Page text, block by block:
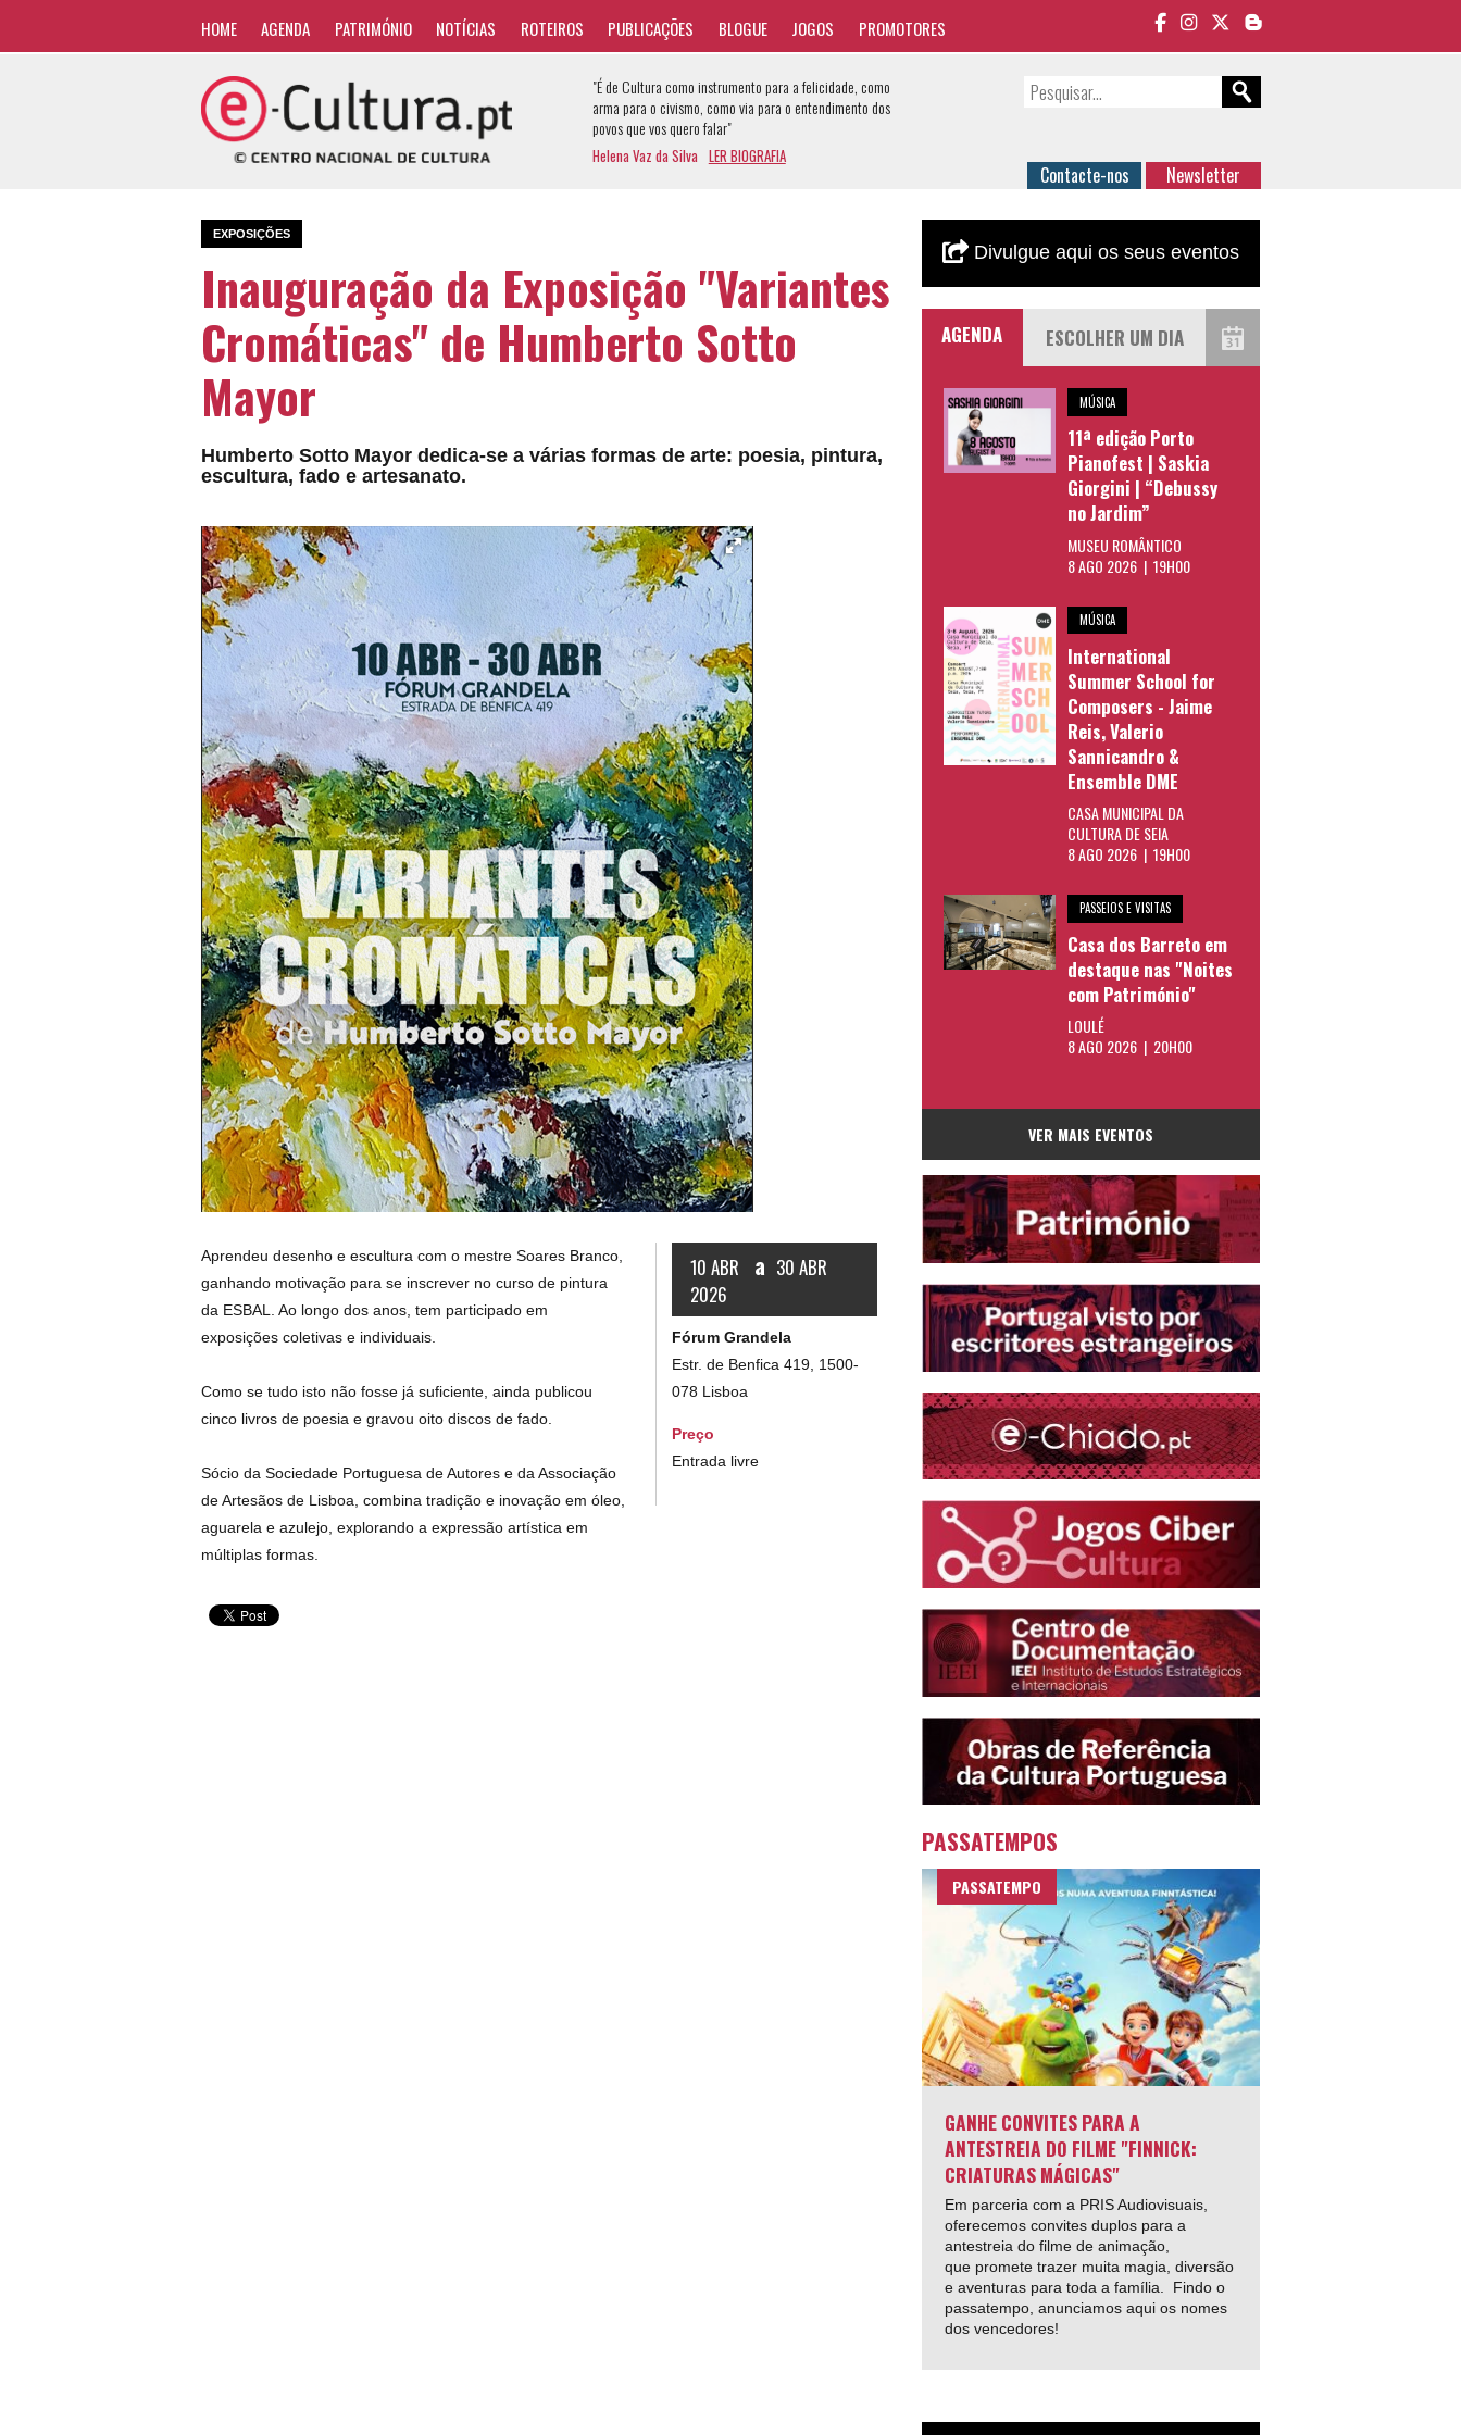
HOME AGENDA PATRIMÓNIO NOTÍCIAS ROTEIROS PUBLICAÇÕES BLOGUE JOGOS PROMOTORES
"É de Cultura como instrumento para a felicidade, como
arma para o civismo, como via para o entendimento dos
povos que vos quero falar"
Helena Vaz da Silva LER BIOGRAFIA
Contacte-nos Newsletter
EXPOSIÇÕES
Inauguração da Exposição "Variantes
Cromáticas" de Humberto Sotto
Mayor
Humberto Sotto Mayor dedica-se a várias formas de arte: poesia, pintura,
escultura, fado e artesanato.
10 ABR a 30 ABR
2026
Fórum Grandela
Estr. de Benfica 419, 1500-
078 Lisboa
Preço
Entrada livre
Aprendeu desenho e escultura com o mestre Soares Branco,
ganhando motivação para se inscrever no curso de pintura
da ESBAL. Ao longo dos anos, tem participado em
exposições coletivas e individuais.
Como se tudo isto não fosse já suficiente, ainda publicou
cinco livros de poesia e gravou oito discos de fado.
Sócio da Sociedade Portuguesa de Autores e da Associação
de Artesãos de Lisboa, combina tradição e inovação em óleo,
aguarela e azulejo, explorando a expressão artística em
múltiplas formas.
Divulgue aqui os seus eventos
AGENDA
MÚSICA
11ª edição Porto
Pianofest | Saskia
Giorgini | “Debussy
no Jardim”
MUSEU ROMÂNTICO
8 AGO 2026 | 19H00
MÚSICA
International
Summer School for
Composers - Jaime
Reis, Valerio
Sannicandro &
Ensemble DME
CASA MUNICIPAL DA
CULTURA DE SEIA
8 AGO 2026 | 19H00
PASSEIOS E VISITAS
Casa dos Barreto em
destaque nas "Noites
com Património"
LOULÉ
8 AGO 2026 | 20H00
VER MAIS EVENTOS
PASSATEMPOS
PASSATEMPO
GANHE CONVITES PARA A
ANTESTREIA DO FILME "FINNICK:
CRIATURAS MÁGICAS"
Em parceria com a PRIS Audiovisuais,
oferecemos convites duplos para a
antestreia do filme de animação,
que promete trazer muita magia, diversão
e aventuras para toda a família. Findo o
passatempo, anunciamos aqui os nomes
dos vencedores!